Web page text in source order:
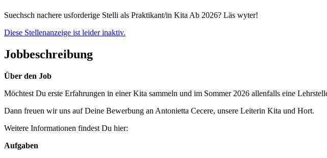
Suechsch nachere usforderige Stelli als Praktikant/in Kita Ab 2026? Läs wyter!
Diese Stellenanzeige ist leider inaktiv.
Jobbeschreibung
Über den Job
Möchtest Du erste Erfahrungen in einer Kita sammeln und im Sommer 2026 allenfalls eine
Dann freuen wir uns auf Deine Bewerbung an Antonietta Cecere, unsere Leiterin Kita und Hort.
Weitere Informationen findest Du hier:
Aufgaben